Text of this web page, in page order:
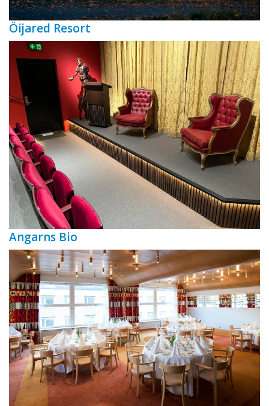
Öijared Resort
Angarns Bio